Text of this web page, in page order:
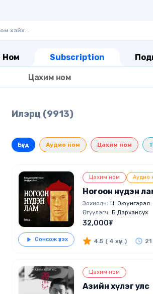
Ном Subscription
Цахим ном
Илэрц (9913)
Бүгд Аудио ном Цахим ном
Сонсож үзэх
Цахим ном Аудио
Ногоон нүдэн
Зохиолч: Ц. Оюунгэрэл
Өгүүлэгч: Б.Дархансүх
32,000₮
4.5 ( 4 хүн )
Цахим ном
Азийн хүлэг улс